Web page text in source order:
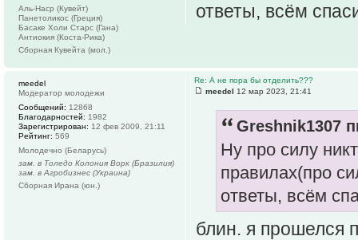
ответы, всём
Аль-Наср (Кувейт)
Панетоликос (Греция)
Басаке Холи Старс (Гана)
Антиокия (Коста-Рика)
Сборная Кувейта (мол.)
Re: А не пора бы отделить???
meedel 12 мар 2023, 21:41
Greshnik1307
Ну про силу
правилах(про
ответы, всём
блин. я прошелся
meedel
Модератор молодежи
Сообщений: 12868
Благодарностей: 1982
Зарегистрирован: 12 фев 2009, 21:11
Рейтинг: 569
Молодечно (Беларусь)
зам. в Толедо Колония Ворк (Бразилия)
зам. в Агробизнес (Украина)
Сборная Ирана (юн.)